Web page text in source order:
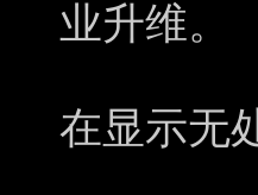
业升维。
在显示无